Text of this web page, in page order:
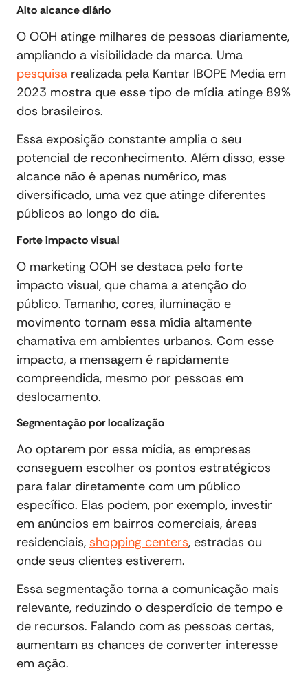
Alto alcance diário
O OOH atinge milhares de pessoas diariamente,
ampliando a visibilidade da marca. Uma
pesquisa realizada pela Kantar IBOPE Media em
2023 mostra que esse tipo de mídia atinge 89%
dos brasileiros.
Essa exposição constante amplia o seu
potencial de reconhecimento. Além disso, esse
alcance não é apenas numérico, mas
diversificado, uma vez que atinge diferentes
públicos ao longo do dia.
Forte impacto visual
O marketing OOH se destaca pelo forte
impacto visual, que chama a atenção do
público. Tamanho, cores, iluminação e
movimento tornam essa mídia altamente
chamativa em ambientes urbanos. Com esse
impacto, a mensagem é rapidamente
compreendida, mesmo por pessoas em
deslocamento.
Segmentação por localização
Ao optarem por essa mídia, as empresas
conseguem escolher os pontos estratégicos
para falar diretamente com um público
específico. Elas podem, por exemplo, investir
em anúncios em bairros comerciais, áreas
residenciais, shopping centers, estradas ou
onde seus clientes estiverem.
Essa segmentação torna a comunicação mais
relevante, reduzindo o desperdício de tempo e
de recursos. Falando com as pessoas certas,
aumentam as chances de converter interesse
em ação.